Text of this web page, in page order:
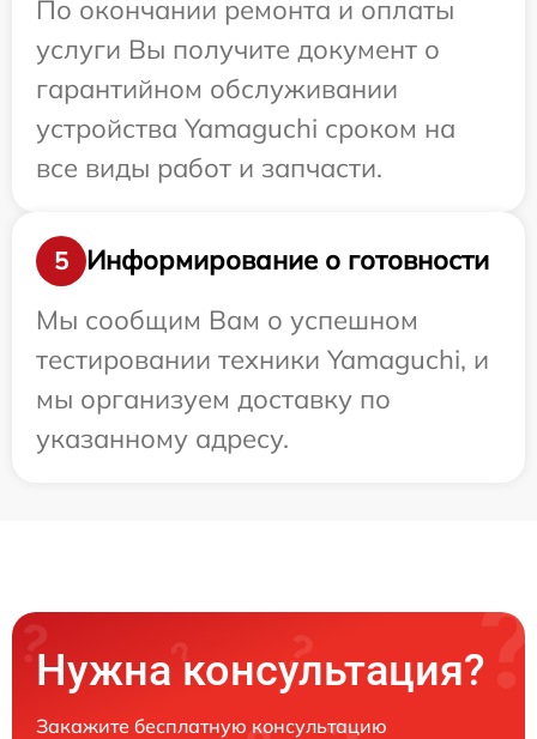
По окончании ремонта и оплаты
услуги Вы получите документ о
гарантийном обслуживании
устройства Yamaguchi сроком на
все виды работ и запчасти.
5
Информирование о готовности
Мы сообщим Вам о успешном
тестировании техники Yamaguchi, и
мы организуем доставку по
указанному адресу.
Нужна консультация?
Закажите бесплатную консультацию